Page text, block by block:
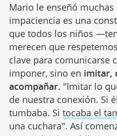
Mario le enseñó muchas
impaciencia es una
que todos los niños
merecen que
clave para comunicarse
imponer, sino en imitar,
acompañar. "Imitar lo
de nuestra conexión. Si
tumbaba. Si tocaba el
una cuchara". Así